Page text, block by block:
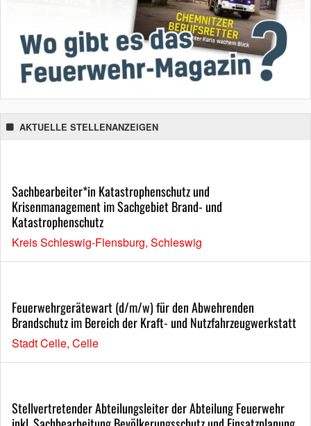
AKTUELLE STELLENANZEIGEN
Sachbearbeiter*in Katastrophenschutz und
Krisenmanagement im Sachgebiet Brand- und
Katastrophenschutz
Kreis Schleswig-Flensburg, Schleswig
Feuerwehrgerätewart (d/m/w) für den Abwehrenden
Brandschutz im Bereich der Kraft- und Nutzfahrzeugwerkstatt
Stadt Celle, Celle
Stellvertretender Abteilungsleiter der Abteilung Feuerwehr